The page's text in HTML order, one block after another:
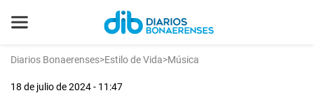
Diarios Bonaerenses>Estilo de Vida>Música
18 de julio de 2024 - 11:47